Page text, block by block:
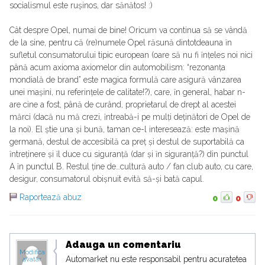
socialismul este rușinos, dar sănătos! :)
Cât despre Opel, numai de bine! Oricum va continua să se vândă
de la sine, pentru că (re)numele Opel răsună dintotdeauna ȋn
sufletul consumatorului tipic european (oare să nu fi ȋnțeles noi nici
până acum axioma axiomelor din automobilism: “rezonanța
mondială de brand” este magica formulă care asigură vânzarea
unei mașini, nu referințele de calitate!?), care, ȋn general, habar n-
are cine a fost, până de curând, proprietarul de drept al acestei
mărci (dacă nu mă crezi, ȋntreabă-i pe mulți deținători de Opel de
la noi). El știe una și bună, taman ce-l interesează: este mașină
germană, destul de accesibilă ca preț și destul de suportabilă ca
ȋntreținere și ȋl duce cu siguranță (dar și ȋn siguranță?) din punctul
A ȋn punctul B. Restul ține de…cultură auto / fan club auto, cu care,
desigur, consumatorul obișnuit evită să-și bată capul.
Raportează abuz
0 0
Modifica
avatar
Adauga un comentariu
Automarket nu este responsabil pentru acuratetea